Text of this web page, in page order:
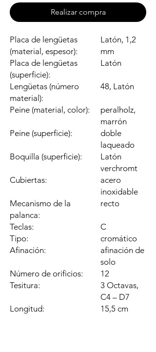
Realizar compra
Placa de lengüetas
(material, espesor):
Latón, 1,2
mm
Placa de lengüetas
(superficie):
Latón
Lengüetas (número
material):
48, Latón
Peine (material, color):
peralholz,
marrón
Peine (superficie):
doble
laqueado
Boquilla (superficie):
Latón
verchromt
Cubiertas:
acero
inoxidable
Mecanismo de la
palanca:
recto
Teclas:
C
Tipo:
cromático
Afinación:
afinación de
solo
Número de orificios:
12
Tesitura:
3 Octavas,
C4 – D7
Longitud:
15,5 cm